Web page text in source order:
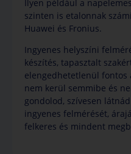
Ilyen például a
szinten is etalonnak
Huawei és Fronius.
Ingyenes helyszíni
készítés, tapasztalt
elengedhetetlenül fontos
nem kerül semmibe és
gondolod, szívesen
ingyenes felmérését,
felkeres és mindent